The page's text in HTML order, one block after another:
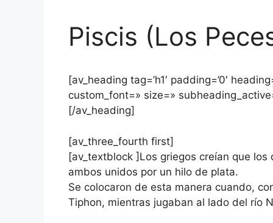
Piscis (Los
[av_heading tag=’h1′ padding=’0′
custom_font=» size=»
[/av_heading]
[av_three_fourth first]
[av_textblock ]Los griegos creían que
ambos unidos por un hilo de plata.
Se colocaron de esta manera cuando,
Tiphon, mientras jugaban al lado del río